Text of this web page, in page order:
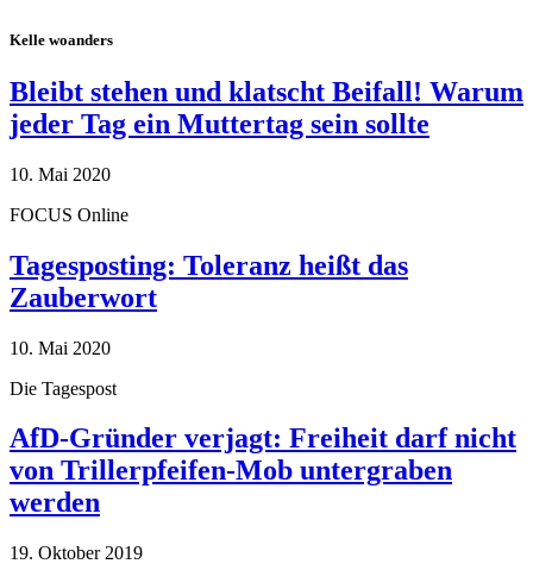
Kelle woanders
Bleibt stehen und klatscht Beifall! Warum
jeder Tag ein Muttertag sein sollte
10. Mai 2020
FOCUS Online
Tagesposting: Toleranz heißt das
Zauberwort
10. Mai 2020
Die Tagespost
AfD-Gründer verjagt: Freiheit darf nicht
von Trillerpfeifen-Mob untergraben
werden
19. Oktober 2019